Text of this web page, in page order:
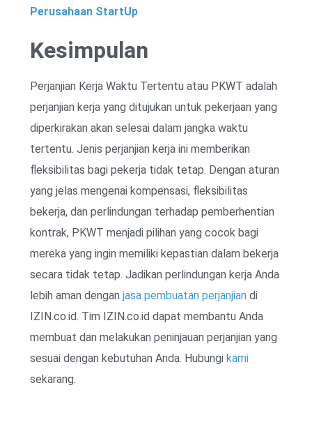
Perusahaan StartUp
Kesimpulan
Perjanjian Kerja Waktu Tertentu atau PKWT adalah
perjanjian kerja yang ditujukan untuk pekerjaan yang
diperkirakan akan selesai dalam jangka waktu
tertentu. Jenis perjanjian kerja ini memberikan
fleksibilitas bagi pekerja tidak tetap. Dengan aturan
yang jelas mengenai kompensasi, fleksibilitas
bekerja, dan perlindungan terhadap pemberhentian
kontrak, PKWT menjadi pilihan yang cocok bagi
mereka yang ingin memiliki kepastian dalam bekerja
secara tidak tetap. Jadikan perlindungan kerja Anda
lebih aman dengan jasa pembuatan perjanjian di
IZIN.co.id. Tim IZIN.co.id dapat membantu Anda
membuat dan melakukan peninjauan perjanjian yang
sesuai dengan kebutuhan Anda. Hubungi kami
sekarang.